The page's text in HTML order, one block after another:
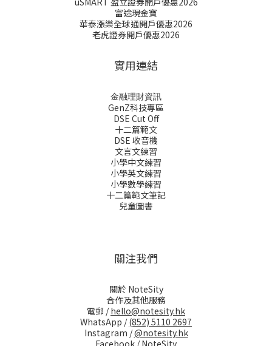
富途現金寶
華泰漲樂全球通開戶優惠2026
老虎證券開戶優惠2026
實用連結
金融理財資訊
GenZ科技專區
DSE Cut Off
十二篇範文
DSE 收音機
文言文練習
小學中文練習
小學英文練習
小學數學練習
十二篇範文筆記
兒童圖書
關注我們
關於 NoteSity
合作及其他服務
電郵 /hello@notesity.hk
WhatsApp /(852) 5110 2697
Instagram /@notesity.hk
Facebook /NoteSity